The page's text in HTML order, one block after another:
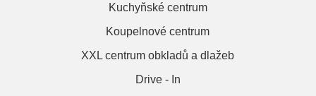
Kuchyňské centrum
Koupelnové centrum
XXL centrum obkladů a dlažeb
Drive - In